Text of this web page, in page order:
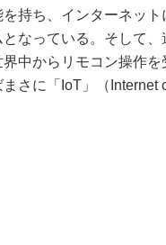
持ち、インターネッ
なっている。そして
中からリモコン操作
さに「IoT」（Internet